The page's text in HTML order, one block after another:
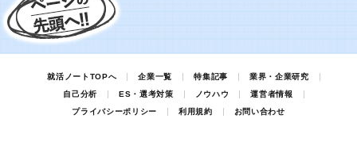
就活ノートTOPへ 企業一覧 特集記事
業界・企業研究
自己分析
ES・選考対策 ノウハウ
運営者情報
プライバシーポリシー
利用規約 お問い合わせ